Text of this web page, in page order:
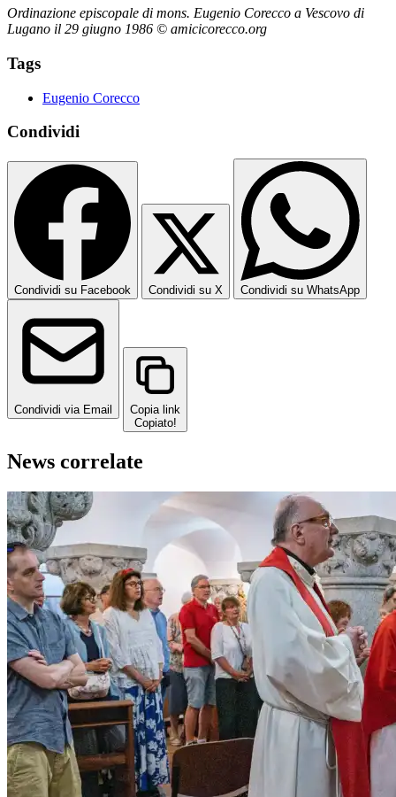
Ordinazione episcopale di mons. Eugenio Corecco a Vescovo di
Lugano il 29 giugno 1986 © amicicorecco.org
Tags
Eugenio Corecco
Condividi
Condividi su Facebook Condividi su X Condividi su WhatsApp
Condividi via Email
Copia link
Copiato!
News correlate